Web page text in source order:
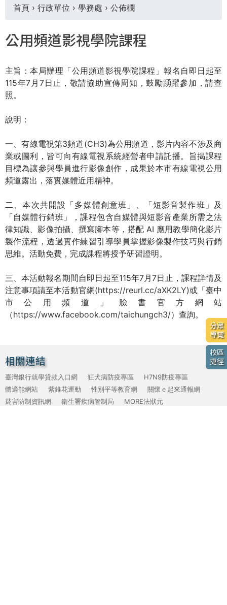
PATH
GLOBAL
CITIZENSHIP
在
這
裡
首頁 › 行政單位 › 學務處 › 公佈欄
公用頻道影視學院課程
主旨：本局辦理「公用頻道影視學院課程」報名自即日起至
115年7月7日止，敬請協助宣傳周知，鼓勵踴躍參加，請查
照。
說明：
一、有線電視第3頻道(CH3)為公用頻道，影片內容不涉及商
業或圖利，皆可向有線電視系統經營者申請託播。旨揭課程
目標為讓參與學員進行影像創作，成果於本市有線電視公用
頻道露出，落實媒體近用精神。
二、本次共開設「多媒體創意班」、「短影音製作班」及
「自媒體行銷班」，課程包含自媒體與短影音產業所需之法
律知識、影像拍攝、撰寫腳本等，搭配 AI 應用教學簡化影片
製作流程，透過實作練習引導學員掌握影像製作技巧與行銷
思維。活動免費，完成課程將授予研習證明。
三、本活動報名期間自即日起至115年7月7日止，課程詳情及
注意事項請至本活動官網(https://reurl.cc/aXK2LY)或「臺中
市公用頻道」臉書官方網站
（https://www.facebook.com/taichungch3/）查詢。
分眾
導覽
校區
捷徑
相關連結
臺灣銀行就學貸款入口網 狂犬病防疫專區
H7N9防疫專區
體適能網站
紫錐花運動 性別平等教育網
關懷ｅ起來通報網
菸害防制資訊網
衛生署疾病管制局
MORE法狀元